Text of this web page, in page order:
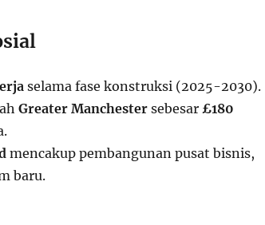
selama fase konstruksi (2025-2030).
Greater Manchestersebesar £180
mencakup pembangunan pusat bisnis,
baru.